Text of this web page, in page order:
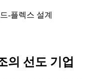
-플렉스 설계
의 선도 기업